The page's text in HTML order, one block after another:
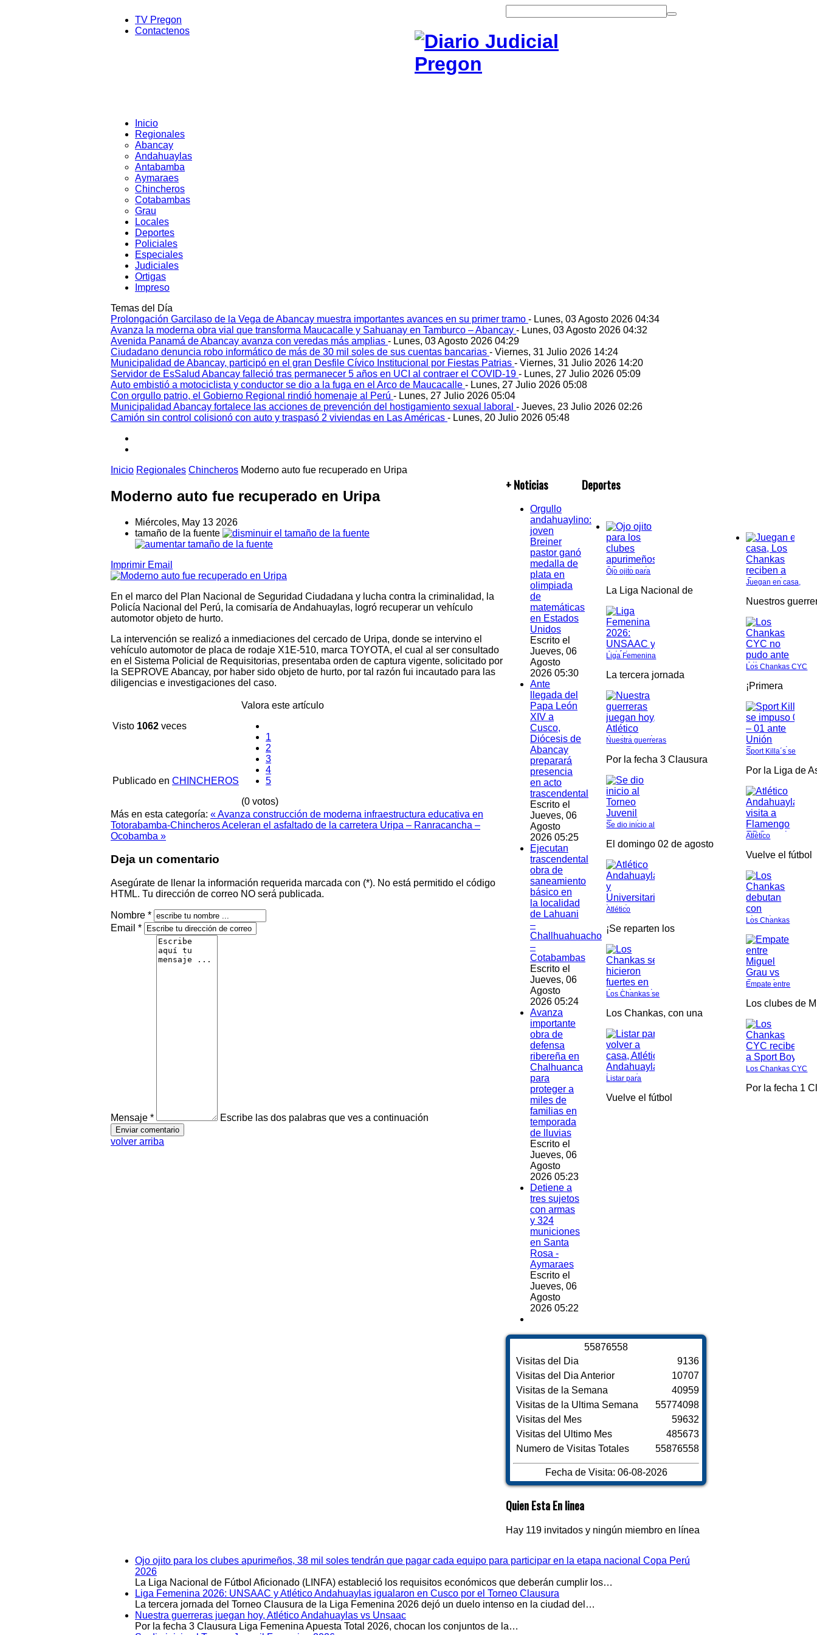
TV Pregon
Contactenos
Inicio
Regionales
Abancay
Andahuaylas
Antabamba
Aymaraes
Chincheros
Cotabambas
Grau
Locales
Deportes
Policiales
Especiales
Judiciales
Ortigas
Impreso
Temas del Día
Prolongación Garcilaso de la Vega de Abancay muestra importantes avances en su primer tramo - Lunes, 03 Agosto 2026 04:34
Avanza la moderna obra vial que transforma Maucacalle y Sahuanay en Tamburco – Abancay - Lunes, 03 Agosto 2026 04:32
Avenida Panamá de Abancay avanza con veredas más amplias - Lunes, 03 Agosto 2026 04:29
Ciudadano denuncia robo informático de más de 30 mil soles de sus cuentas bancarias - Viernes, 31 Julio 2026 14:24
Municipalidad de Abancay, participó en el gran Desfile Cívico Institucional por Fiestas Patrias - Viernes, 31 Julio 2026 14:20
Servidor de EsSalud Abancay falleció tras permanecer 5 años en UCI al contraer el COVID-19 - Lunes, 27 Julio 2026 05:09
Auto embistió a motociclista y conductor se dio a la fuga en el Arco de Maucacalle - Lunes, 27 Julio 2026 05:08
Con orgullo patrio, el Gobierno Regional rindió homenaje al Perú - Lunes, 27 Julio 2026 05:04
Municipalidad Abancay fortalece las acciones de prevención del hostigamiento sexual laboral - Jueves, 23 Julio 2026 02:26
Camión sin control colisionó con auto y traspasó 2 viviendas en Las Américas - Lunes, 20 Julio 2026 05:48
Inicio Regionales Chincheros Moderno auto fue recuperado en Uripa
Moderno auto fue recuperado en Uripa
Miércoles, May 13 2026
tamaño de la fuente
Imprimir Email
En el marco del Plan Nacional de Seguridad Ciudadana y lucha contra la criminalidad, la
Policía Nacional del Perú, la comisaría de Andahuaylas, logró recuperar un vehículo
automotor objeto de hurto.
La intervención se realizó a inmediaciones del cercado de Uripa, donde se intervino el
vehículo automotor de placa de rodaje X1E-510, marca TOYOTA, el cual al ser consultado
en el Sistema Policial de Requisitorias, presentaba orden de captura vigente, solicitado por
la SEPROVE Abancay, por haber sido objeto de hurto, por tal razón fui incautado para las
diligencias e investigaciones del caso.
Visto 1062 veces
Valora este artículo
1
2
3
4
5
(0 votos)
Publicado en CHINCHEROS
Más en esta categoría: « Avanza construcción de moderna infraestructura educativa en
Totorabamba-ChincherosAceleran el asfaltado de la carretera Uripa – Ranracancha –
Ocobamba »
Deja un comentario
Asegúrate de llenar la información requerida marcada con (*). No está permitido el código
HTML. Tu dirección de correo NO será publicada.
Nombre *
Email *
Mensaje * Escribe las dos palabras que ves a continuación
volver arriba
+ Noticias
Orgullo
andahuaylino:
joven
Breiner
pastor ganó
medalla de
plata en
olimpiada
de
matemáticas
en Estados
Unidos
Escrito el
Jueves, 06
Agosto
2026 05:30
Ante
llegada del
Papa León
XIV a
Cusco,
Diócesis de
Abancay
preparará
presencia
en acto
trascendental
Escrito el
Jueves, 06
Agosto
2026 05:25
Ejecutan
trascendental
obra de
saneamiento
básico en
la localidad
de Lahuani
–
Challhuahuacho
–
Cotabambas
Escrito el
Jueves, 06
Agosto
2026 05:24
Avanza
importante
obra de
defensa
ribereña en
Chalhuanca
para
proteger a
miles de
familias en
temporada
de lluvias
Escrito el
Jueves, 06
Agosto
2026 05:23
Detiene a
tres sujetos
con armas
y 324
municiones
en Santa
Rosa -
Aymaraes
Escrito el
Jueves, 06
Agosto
2026 05:22
Deportes
Ojo ojito para
La Liga Nacional de
Liga Femenina
La tercera jornada
Nuestra guerreras
Por la fecha 3 Clausura
Se dio inicio al
El domingo 02 de agosto
Atlético
¡Se reparten los
Los Chankas se
Los Chankas, con una
Listar para
Vuelve el fútbol
Juegan en casa,
Nuestros
Los Chankas CYC
¡Primera
Sport Killa´s se
Por la Liga de
Atlético
Vuelve el fútbol
Los Chankas
Empate entre
Los clubes de
Los Chankas CYC
Por la fecha 1
55876558
Visitas del Dia
Visitas del Dia Anterior
Visitas de la Semana
Visitas de la Ultima Semana
Visitas del Mes
Visitas del Ultimo Mes
Numero de Visitas Totales
9136
10707
40959
55774098
59632
485673
55876558
Fecha de Visita: 06-08-2026
Quien Esta En linea
Hay 119 invitados y ningún miembro en línea
Ojo ojito para los clubes apurimeños, 38 mil soles tendrán que pagar cada equipo para participar en la etapa nacional Copa Perú
2026
La Liga Nacional de Fútbol Aficionado (LINFA) estableció los requisitos económicos que deberán cumplir los…
Liga Femenina 2026: UNSAAC y Atlético Andahuaylas igualaron en Cusco por el Torneo Clausura
La tercera jornada del Torneo Clausura de la Liga Femenina 2026 dejó un duelo intenso en la ciudad del…
Nuestra guerreras juegan hoy, Atlético Andahuaylas vs Unsaac
Por la fecha 3 Clausura Liga Femenina Apuesta Total 2026, chocan los conjuntos de la…